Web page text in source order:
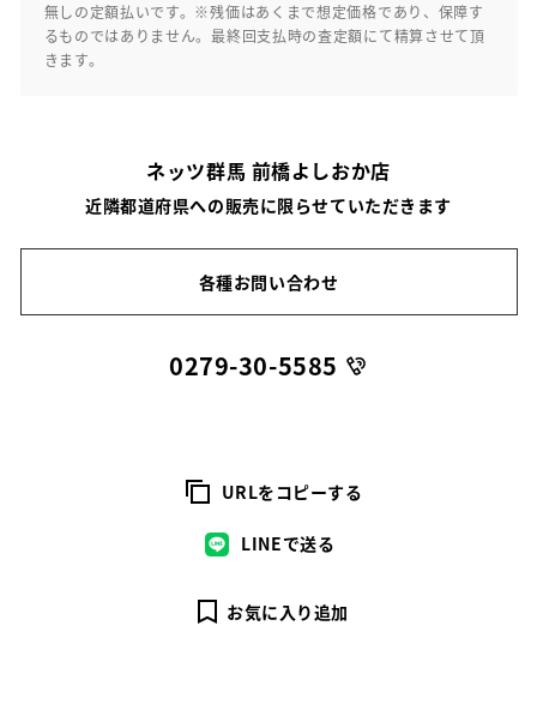
無しの定額払いです。※残価はあくまで想定価格であり、保障す
るものではありません。最終回支払時の査定額にて精算させて頂
きます。
ネッツ群馬 前橋よしおか店
近隣都道府県への販売に限らせていただきます
各種お問い合わせ
0279-30-5585
URLをコピーする
LINEで送る
お気に入り追加